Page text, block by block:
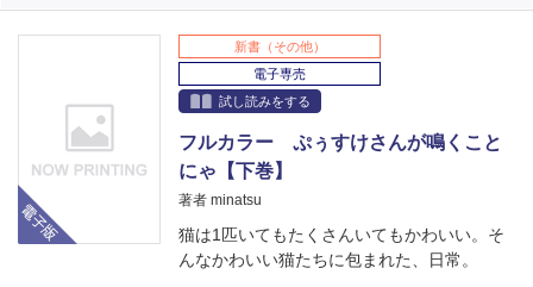
新書（その他）
電子専売
試し読みをする
フルカラー ぷぅすけさんが鳴くこと
にゃ【下巻】
著者 minatsu
猫は1匹いてもたくさんいてもかわいい。そ
んなかわいい猫たちに包まれた、日常。